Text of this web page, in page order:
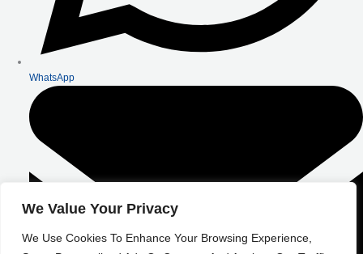
We Value Your Privacy
We Use Cookies To Enhance Your Browsing Experience,
WhatsApp